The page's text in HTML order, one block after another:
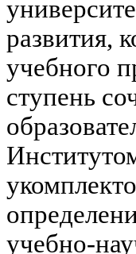
развития,
учебного
ступень
учебно-